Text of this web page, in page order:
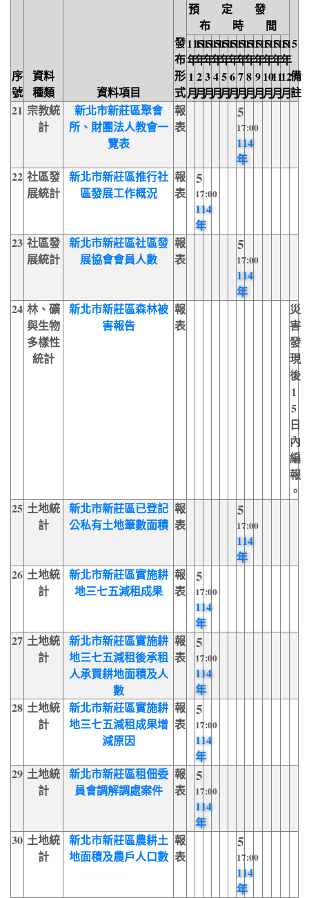
序
號
資料
種類
資料項目
發
布
形
式
預 定 發
布 時 間
備
註
115
年
1
月
115
年
2
月
115
年
3
月
115
年
4
月
115
年
5
月
115
年
6
月
115
年
7
月
115
年
8
月
115
年
9
月
115
年
10
月
115
年
11
月
115
年
12
月
21 宗教統
計
新北市新莊區聚會
所、財團法人教會一
覽表
報
表
5
17:00
114
年
22 社區發
展統計
新北市新莊區推行社
區發展工作概況
報
表
5
17:00
114
年
23 社區發
展統計
新北市新莊區社區發
展協會會員人數
報
表
5
17:00
114
年
24 林、礦
與生物
多樣性
統計
新北市新莊區森林被
害報告
報
表
災
害
發
現
後
1
5
日
內
編
報
。
25 土地統
計
新北市新莊區已登記
公私有土地筆數面積
報
表
5
17:00
114
年
26 土地統
計
新北市新莊區實施耕
地三七五減租成果
報
表
5
17:00
114
年
27 土地統
計
新北市新莊區實施耕
地三七五減租後承租
人承買耕地面積及人
數
報
表
5
17:00
114
年
28 土地統
計
新北市新莊區實施耕
地三七五減租成果增
減原因
報
表
5
17:00
114
年
29 土地統
計
新北市新莊區租佃委
員會調解調處案件
報
表
5
17:00
114
年
30 土地統
計
新北市新莊區農耕土
地面積及農戶人口數
報
表
5
17:00
114
年